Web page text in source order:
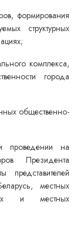
формирования
структурных
комплекса,
города
общественно-
проведении на
Президента
представителей
местных
и местных